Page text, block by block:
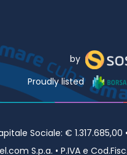
by
Proudly listed
Sociale: € 1.317.685,00
S.p.a. • P.IVA e